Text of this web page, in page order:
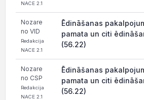
NACE 2.1
Nozare
no VID
Redakcija
NACE 2.1
Ēdināšanas
pamata un citi
(56.22)
Nozare
no CSP
Redakcija
NACE 2.1
Ēdināšanas
pamata un citi
(56.22)